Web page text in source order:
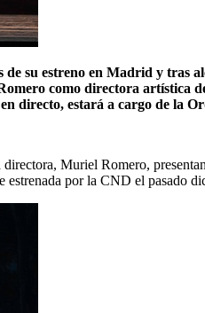
su estreno en Madrid y tras
como directora artística
directo, estará a cargo de la
Muriel Romero,
estrenada por la CND el pasado